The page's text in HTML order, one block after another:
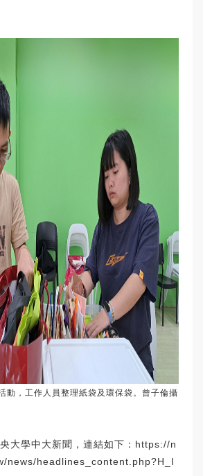
動，工作人員整理紙袋及環保袋。曾子倫攝
大學中大新聞，連結如下： https://n
news/headlines_content.php?H_I